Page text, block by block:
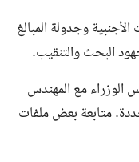
وجدولة المبالغ
البحث والتنقيب.
مع المهندس
متابعة بعض ملفات